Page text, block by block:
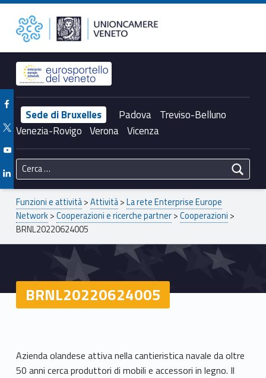
BRNL20220624005 – Unioncamere del Veneto Unioncamere del Veneto
Header info sidebar
Sede di Bruxelles Padova Treviso-Belluno
Venezia-Rovigo Verona Vicenza
Facebook Unioncamere Veneto
Twitter Unioncamere Veneto
Youtube Unioncamere Veneto
Linkedin Unioncamere Veneto
Ricerca per:
Breadcrumbs navigation
Funzioni e attività>Attività>La rete Enterprise Europe
Network>Cooperazioni e ricerche partner>Cooperazioni >
BRNL20220624005
BRNL20220624005
Azienda olandese attiva nella cantieristica navale da oltre
50 anni cerca produttori di mobili e accessori in legno. Il